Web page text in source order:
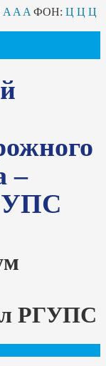
A A A ФОН: Ц Ц Ц
–
РГУПС